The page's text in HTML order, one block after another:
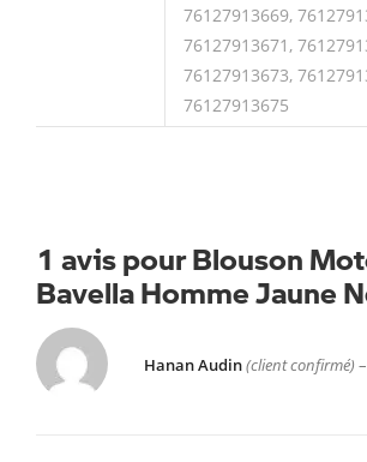
76127913669,
76127913671,
76127913673,
76127913675
1 avis pourBlouson
Bavella Homme Jaune
Hanan Audin(client confirmé) –